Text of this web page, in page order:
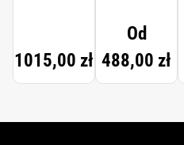
1015,00 zł
FORTE
Od
488,00 zł